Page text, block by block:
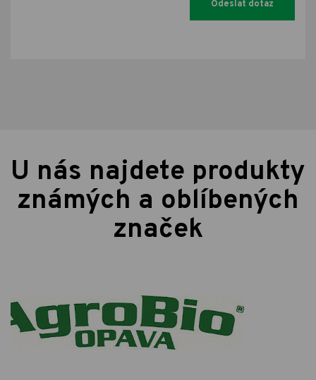
U nás najdete produkty
známých a oblíbených
značek